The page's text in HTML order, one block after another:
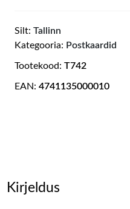
EAN: 4741135000010
Tootekood: T742
Kategooria: Postkaardid
Silt: Tallinn
Kirjeldus